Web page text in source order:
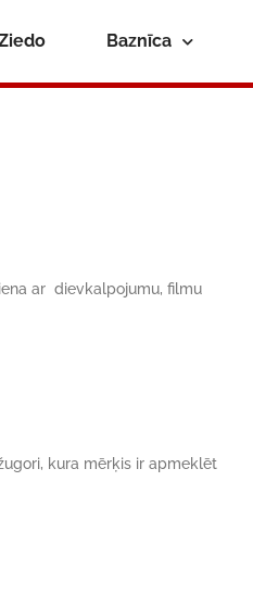
Baznīca
ar dievkalpojumu, filmu
kura mērķis ir apmeklēt